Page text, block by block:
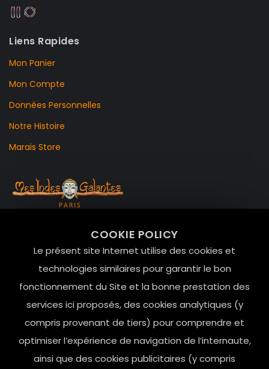
COOKIE POLICY
Le présent site Internet utilise des cookies et
technologies similaires pour garantir le bon
fonctionnement du Site et la bonne prestation des
services ici proposés, des cookies analytiques (y
compris provenant de tiers) pour comprendre et
optimiser l’expérience de navigation de l’internaute,
ainsi que des cookies publicitaires (y compris
Liens Rapides
Mon Panier
Mon Compte
Données Personnelles
Notre Histoire
Marais Store
Le Marais, 75004 Paris
contact@mesindesgalantes.com
01.42.72.42.51